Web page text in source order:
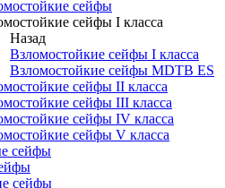
сейфы
сейфы I класса
Назад
Взломостойкие сейфы I класса
Взломостойкие сейфы MDTB ES
сейфы II класса
сейфы III класса
сейфы IV класса
сейфы V класса
сейфы
сейфы